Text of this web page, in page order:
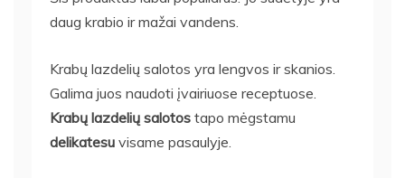
daug krabio ir mažai vandens.
Krabų lazdelių salotos yra lengvos ir skanios.
Galima juos naudoti įvairiuose receptuose.
Krabų lazdelių salotos tapo mėgstamu
delikatesu visame pasaulyje.